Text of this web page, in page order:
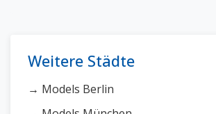
Weitere Städte
→ Models Berlin